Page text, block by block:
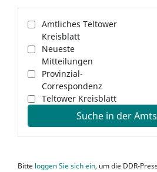
Amtliches Teltower
Kreisblatt
Neueste
Mitteilungen
Provinzial-
Correspondenz
Teltower Kreisblatt
Suche in der
Bitte loggen Sie sich ein, um die DDR-